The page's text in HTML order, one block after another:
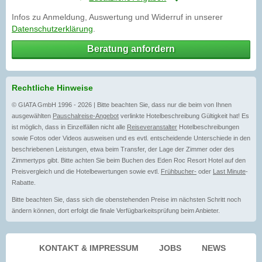
Infos zu Anmeldung, Auswertung und Widerruf in unserer
Datenschutzerklärung
Beratung anfordern
Rechtliche Hinweise
© GIATA GmbH 1996 - 2026 | Bitte beachten Sie, dass nur die beim von Ihnen
ausgewählten Pauschalreise-Angebot verlinkte Hotelbeschreibung Gültigkeit hat! Es
ist möglich, dass in Einzelfällen nicht alle Reiseveranstalter Hotelbeschreibungen
sowie Fotos oder Videos ausweisen und es evtl. entscheidende Unterschiede in den
beschriebenen Leistungen, etwa beim Transfer, der Lage der Zimmer oder des
Zimmertyps gibt. Bitte achten Sie beim Buchen des Eden Roc Resort Hotel auf den
Preisvergleich und die Hotelbewertungen sowie evtl. Frühbucher- oder Last Minute-
Rabatte.
Bitte beachten Sie, dass sich die obenstehenden Preise im nächsten Schritt noch
ändern können, dort erfolgt die finale Verfügbarkeitsprüfung beim Anbieter.
KONTAKT & IMPRESSUM JOBS NEWS